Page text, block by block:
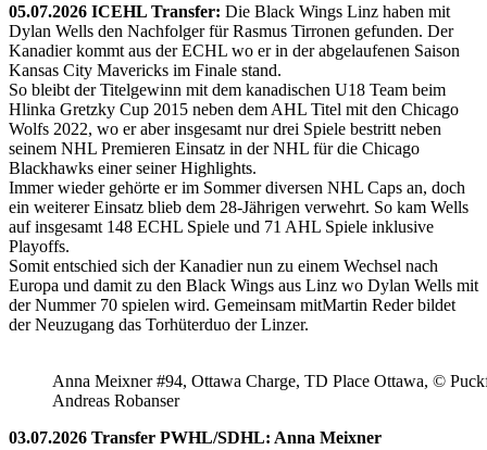
05.07.2026 ICEHL Transfer: Die Black Wings Linz haben mit
Dylan Wells den Nachfolger für Rasmus Tirronen gefunden. Der
Kanadier kommt aus der ECHL wo er in der abgelaufenen Saison
Kansas City Mavericks im Finale stand.
So bleibt der Titelgewinn mit dem kanadischen U18 Team beim
Hlinka Gretzky Cup 2015 neben dem AHL Titel mit den Chicago
Wolfs 2022, wo er aber insgesamt nur drei Spiele bestritt neben
seinem NHL Premieren Einsatz in der NHL für die Chicago
Blackhawks einer seiner Highlights.
Immer wieder gehörte er im Sommer diversen NHL Caps an, doch
ein weiterer Einsatz blieb dem 28-Jährigen verwehrt. So kam Wells
auf insgesamt 148 ECHL Spiele und 71 AHL Spiele inklusive
Playoffs.
Somit entschied sich der Kanadier nun zu einem Wechsel nach
Europa und damit zu den Black Wings aus Linz wo Dylan Wells mit
der Nummer 70 spielen wird. Gemeinsam mitMartin Reder bildet
der Neuzugang das Torhüterduo der Linzer.
Anna Meixner #94, Ottawa Charge, TD Place Ottawa, ©
Andreas Robanser
03.07.2026 Transfer PWHL/SDHL: Anna Meixner